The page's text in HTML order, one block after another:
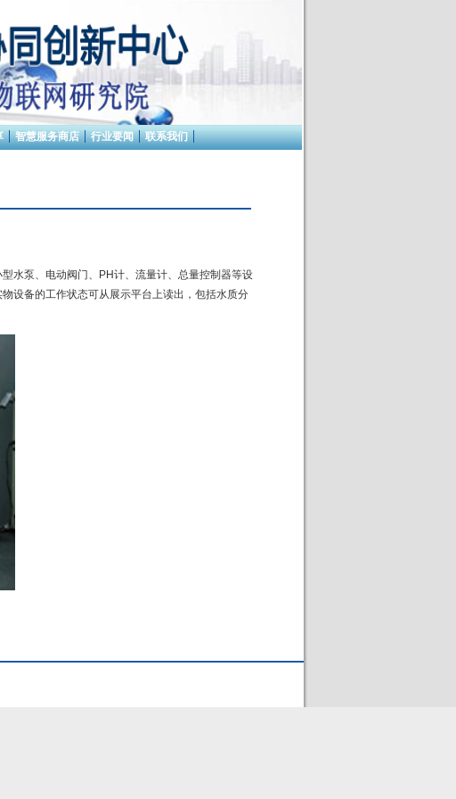
智慧服务商店 行业要闻 联系我们
水泵、电动阀门、PH计、流量计、总量控制器等设
设备的工作状态可从展示平台上读出，包括水质分